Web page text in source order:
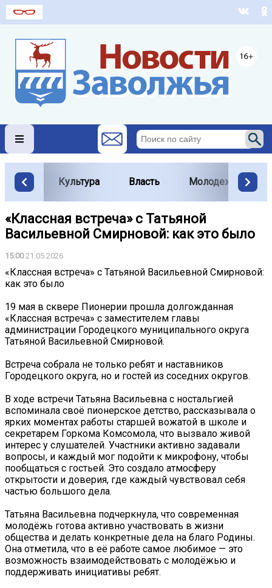
Культура Власть Молодежь
«Классная встреча» с Татьяной
Васильевной Смирновой: как это было
15:0021.05.2026
«Классная встреча» с Татьяной Васильевной Смирновой:
как это было
19 мая в сквере Пионерии прошла долгожданная
«Классная встреча» с заместителем главы
администрации Городецкого муниципального округа
Татьяной Васильевной Смирновой.
Встреча собрала не только ребят и наставников
Городецкого округа, но и гостей из соседних округов.
В ходе встречи Татьяна Васильевна с ностальгией
вспоминала своё пионерское детство, рассказывала о
ярких моментах работы старшей вожатой в школе и
секретарем Горкома Комсомола, что вызвало живой
интерес у слушателей. Участники активно задавали
вопросы, и каждый мог подойти к микрофону, чтобы
пообщаться с гостьей. Это создало атмосферу
открытости и доверия, где каждый чувствовал себя
частью большого дела.
Татьяна Васильевна подчеркнула, что современная
молодёжь готова активно участвовать в жизни
общества и делать конкретные дела на благо Родины.
Она отметила, что в её работе самое любимое — это
возможность взаимодействовать с молодёжью и
поддерживать инициативы ребят.